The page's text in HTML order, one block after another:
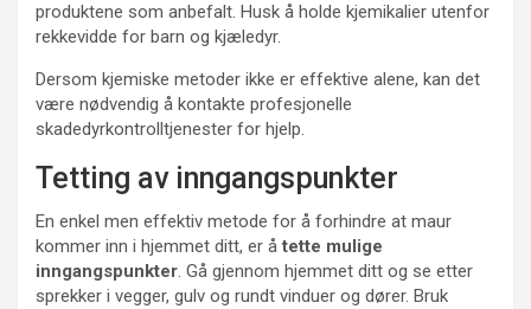
produktene som anbefalt. Husk å holde kjemikalier utenfor
rekkevidde for barn og kjæledyr.
Dersom kjemiske metoder ikke er effektive alene, kan det
være nødvendig å kontakte profesjonelle
skadedyrkontrolltjenester for hjelp.
Tetting av inngangspunkter
En enkel men effektiv metode for å forhindre at maur
kommer inn i hjemmet ditt, er åtette mulige
inngangspunkter. Gå gjennom hjemmet ditt og se etter
sprekker i vegger, gulv og rundt vinduer og dører. Bruk